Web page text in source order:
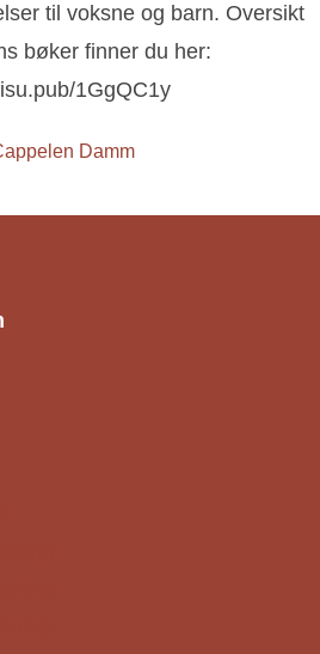
til voksne og barn. Oversikt
bøker finner du her:
1GgQC1y